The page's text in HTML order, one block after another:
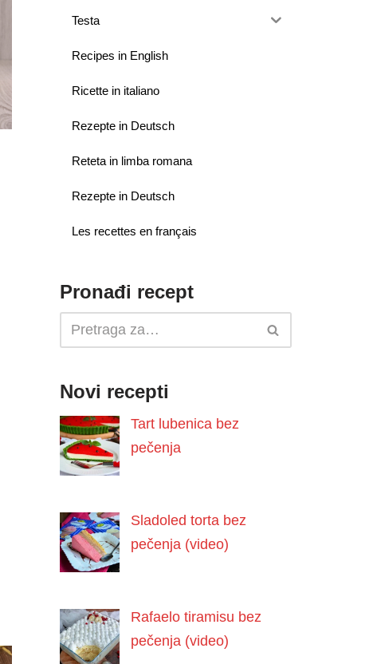
Testa
Recipes in English
Ricette in italiano
Rezepte in Deutsch
Reteta in limba romana
Rezepte in Deutsch
Les recettes en français
Pronađi recept
Novi recepti
Tart lubenica bez
pečenja
Sladoled torta bez
pečenja (video)
Rafaelo tiramisu bez
pečenja (video)